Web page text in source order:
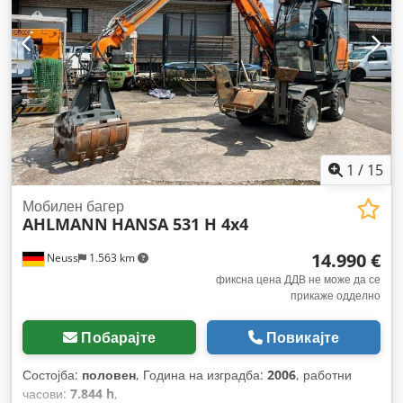
1 / 15
Neuss 1.563 km
Мобилен багер
AHLMANN HANSA 531 H 4x4
14.990 €
фиксна цена ДДВ не може да се
прикаже одделно
Побарајте Повикајте
Состојба: половен, Година на изградба: 2006, работни
часови: 7.844 h,